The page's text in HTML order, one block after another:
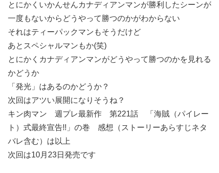
とにかくいかんせんカナディアンマンが勝利したシーンが
一度もないからどうやって勝つのかがわからない
それはティーパックマンもそうだけど
あとスペシャルマンもか(笑)
とにかくカナディアンマンがどうやって勝つのかを見れる
かどうか
「発光」はあるのかどうか？
次回はアツい展開になりそうね？
キン肉マン 週プレ最新作 第221話 「海賊（パイレー
ト）式最終宣告!!」の巻 感想（ストーリーあらすじネタ
バレ含む）は以上
次回は10月23日発売です